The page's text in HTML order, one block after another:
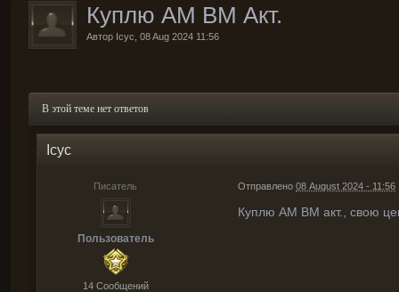
Куплю АМ ВМ Акт.
Автор Icyc 08 Aug 2024 11:56
В этой теме нет ответов
Icyc
Писатель
Пользователь
14 Cообщений
Отправлено 08 August 2024 - 11:56
Куплю АМ ВМ акт., свою